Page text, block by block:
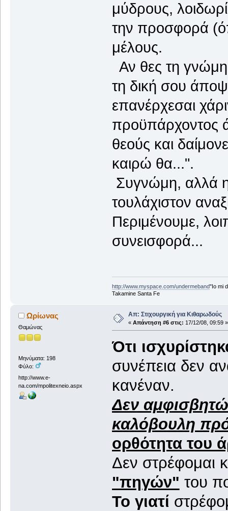
μύδρους,
την προσφορά
μέλους.
Αν θες τη γνώμη
τη δική σου
επανέρχεσαι
προϋπάρχοντος
θεούς και
καιρώ θα...".
Συγνώμη, αλλά
τουλάχιστον
Περιμένουμε,
συνεισφορά...
http://www.myspace.com/undermeband"Io mi
Takamine Santa Fe
Ωρίωνας
Θαμώνας
Μηνύματα: 198
Φύλο:
http://www.e-
na.com/mpolitexneio.aspx
Απ: Στιχουργική για Κιθαρωδούς
« Απάντηση #6 στις: 17/12/08, 09:59 »
Ότι
συνέπεια δεν
κανέναν.
Δεν
καλόβουλη
ορθότητα του
Δεν στρέφομαι
"πηγών" του
Το γιατί